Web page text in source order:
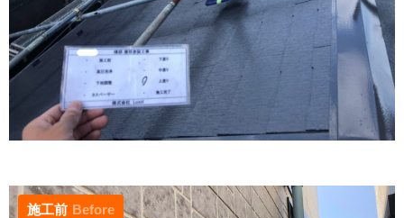
施工前 Before